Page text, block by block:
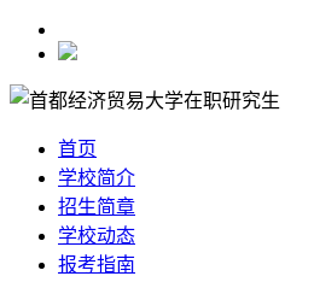
首页
学校简介
招生简章
学校动态
报考指南